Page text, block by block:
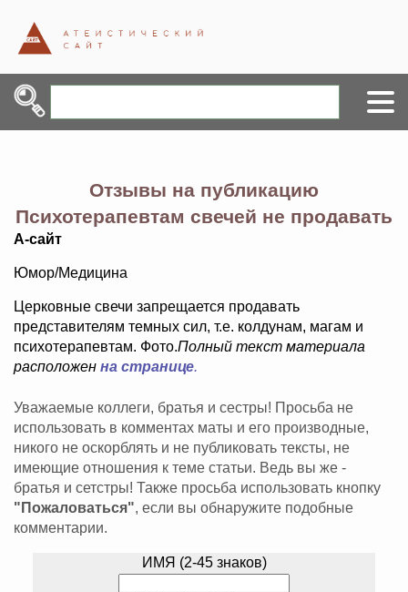
Отзывы на публикацию
Психотерапевтам свечей не продавать
А-сайт
Юмор/Медицина
Церковные свечи запрещается продавать
представителям темных сил, т.е. колдунам, магам и
психотерапевтам. Фото.Полный текст материала
расположен на странице.
Уважаемые коллеги, братья и сестры! Просьба не
использовать в комментах маты и его производные,
никого не оскорблять и не публиковать тексты, не
имеющие отношения к теме статьи. Ведь вы же -
братья и сетстры! Также просьба использовать кнопку
"Пожаловаться", если вы обнаружите подобные
комментарии.
ИМЯ (2-45 знаков)